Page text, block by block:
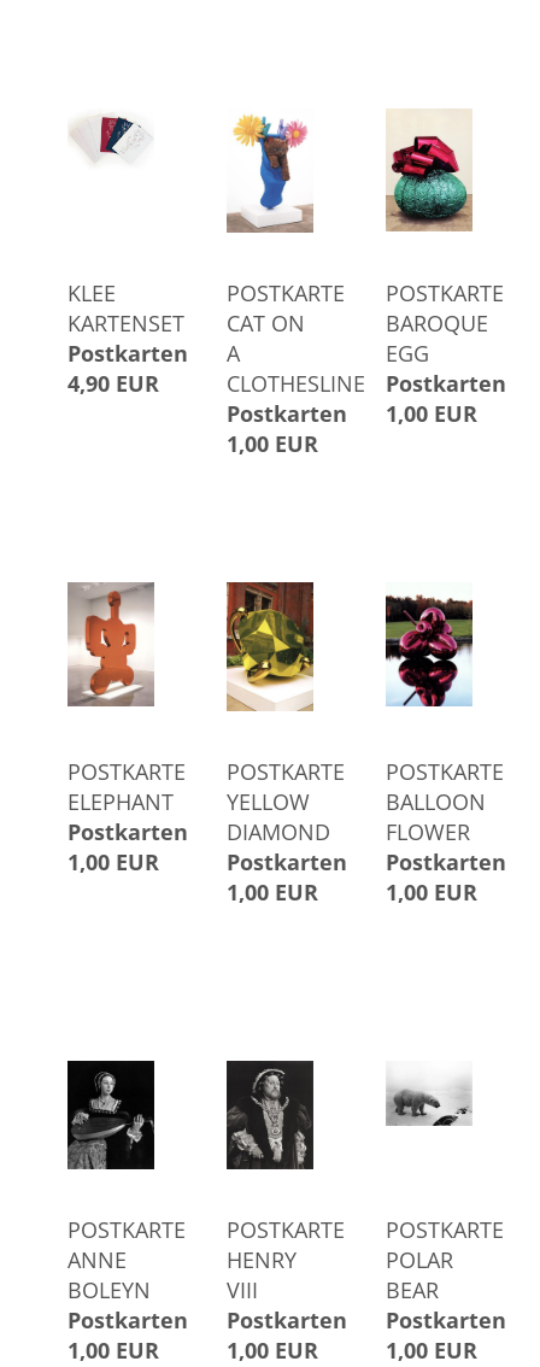
KLEE
KARTENSET
Postkarten
4,90 EUR
POSTKARTE
CAT ON
A
CLOTHESLINE
Postkarten
1,00 EUR
POSTKARTE
BAROQUE
EGG
Postkarten
1,00 EUR
POSTKARTE
ELEPHANT
Postkarten
1,00 EUR
POSTKARTE
YELLOW
DIAMOND
Postkarten
1,00 EUR
POSTKARTE
BALLOON
FLOWER
Postkarten
1,00 EUR
POSTKARTE
ANNE
BOLEYN
Postkarten
1,00 EUR
POSTKARTE
HENRY
VIII
Postkarten
1,00 EUR
POSTKARTE
POLAR
BEAR
Postkarten
1,00 EUR